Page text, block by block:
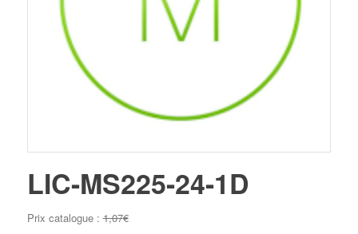
LIC-MS225-24-1D
Prix catalogue :1,07€